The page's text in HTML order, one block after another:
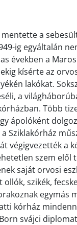
a
ig egyáltalán
években a
kísérte az
lakókat.
a
Több
ápolóként
Sziklakórház
végigvezették a
szem elől
saját orvosi
szikék,
egymás
kórház
svájci